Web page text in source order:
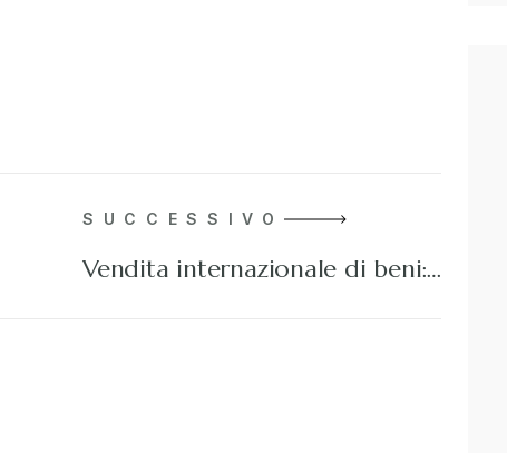
SUCCESSIVO
Vendita internazionale di beni:…